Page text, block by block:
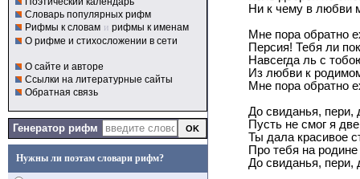
Словарь популярных рифм
Рифмы к словам и рифмы к именам
О рифме и стихосложении в сети
О сайте и авторе
Ссылки на литературные сайты
Обратная связь
Генератор рифм
Нужны ли поэтам словари рифм?
Ни к чему в любви
Мне пора обратно
Персия! Тебя ли
Навсегда ль с
Из любви к
Мне пора обратно
До свиданья, пери,
Пусть не смог я
Ты дала красивое
Про тебя на
До свиданья, пери,